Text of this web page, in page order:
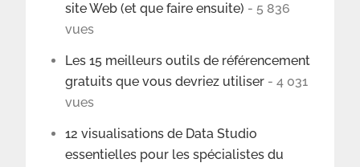
site Web (et que faire ensuite) - 5 836
vues
Les 15 meilleurs outils de référencement
gratuits que vous devriez utiliser - 4 031
vues
12 visualisations de Data Studio
essentielles pour les spécialistes du